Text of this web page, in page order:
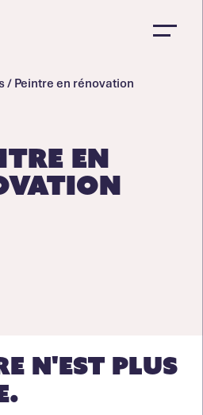
/ Peintre en rénovation
en
n'est plus